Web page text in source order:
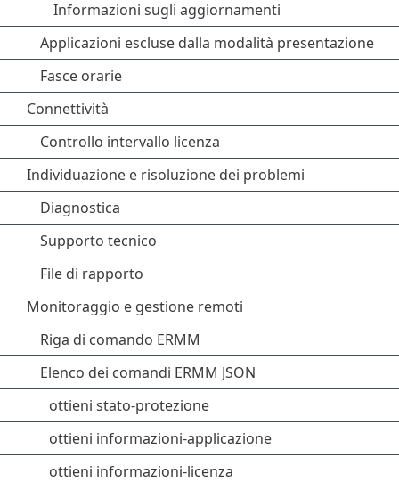
Informazioni sugli aggiornamenti
Applicazioni escluse dalla modalità presentazione
Fasce orarie
Connettività
Controllo intervallo licenza
Individuazione e risoluzione dei problemi
Diagnostica
Supporto tecnico
File di rapporto
Monitoraggio e gestione remoti
Riga di comando ERMM
Elenco dei comandi ERMM JSON
ottieni stato-protezione
ottieni informazioni-applicazione
ottieni informazioni-licenza